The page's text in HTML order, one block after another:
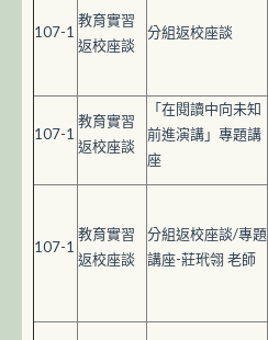
107-1
教育實習
返校座談
分組返校座談
107-1
教育實習
返校座談
「在閱讀中向未知
前進演講」專題講
座
107-1
教育實習
返校座談
分組返校座談/專題
講座-莊玳翎 老師